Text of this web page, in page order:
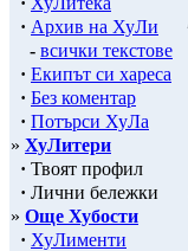
· Архив на ХуЛи
- всички текстове
· Екипът си хареса
· Без коментар
· Потърси ХуЛа
» ХуЛитери
· Твоят профил
· Лични бележки
» Още Хубости
· ХуЛименти